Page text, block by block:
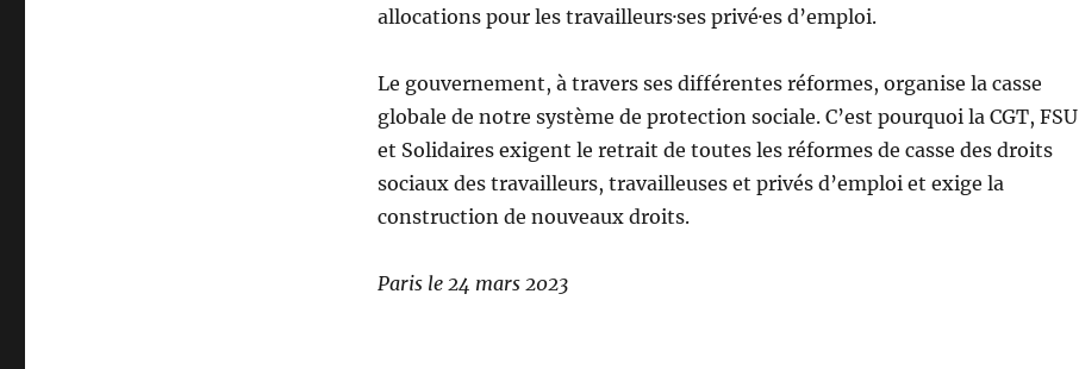
allocations pour les travailleurs·ses privé·es d’emploi.
Le gouvernement, à travers ses différentes réformes, organise la casse
globale de notre système de protection sociale. C’est pourquoi la CGT, FSU
et Solidaires exigent le retrait de toutes les réformes de casse des droits
sociaux des travailleurs, travailleuses et privés d’emploi et exige la
construction de nouveaux droits.
Paris le 24 mars 2023